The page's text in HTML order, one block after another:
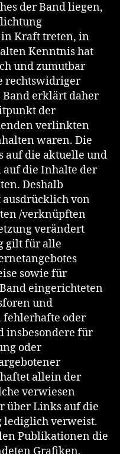
der Band liegen,
Kraft treten, in
Kenntnis hat
und zumutbar
rechtswidriger
erklärt daher
der
verlinkten
waren. Die
auf die aktuelle und
auf die Inhalte der
Deshalb
von
/verknüpften
verändert
gilt für alle
sowie für
eingerichteten
und
oder
insbesondere für
oder
allein der
verwiesen
über Links auf die
verweist.
Publikationen die